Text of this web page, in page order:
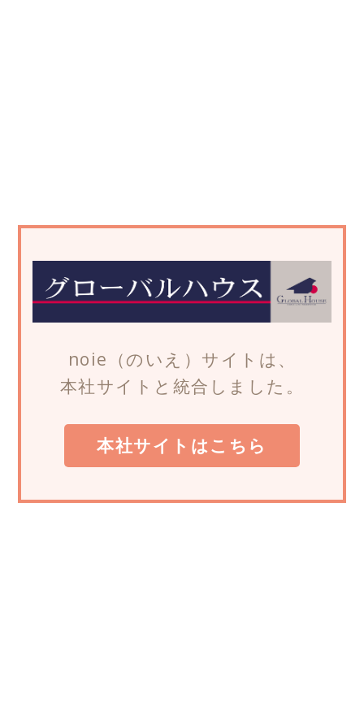
noie（のいえ）サイトは、
本社サイトと統合しました。
本社サイトはこちら